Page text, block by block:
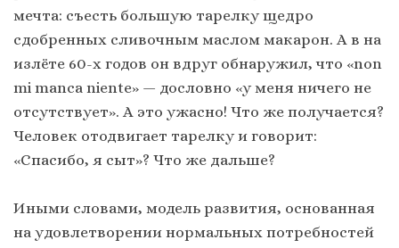
мечта: съесть большую тарелку щедро
сдобренных сливочным маслом макарон. А в на
излёте 60-х годов он вдруг обнаружил, что «non
mi manca niente» — дословно «у меня ничего не
отсутствует». А это ужасно! Что же получается?
Человек отодвигает тарелку и говорит:
«Спасибо, я сыт»? Что же дальше?
Иными словами, модель развития, основанная
на удовлетворении нормальных потребностей